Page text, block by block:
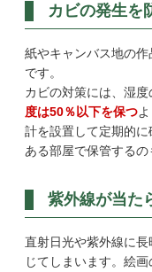
カビの発生を
紙やキャンバス地の
です。
カビの対策には、湿度
度は50％以下を保つ
計を設置して定期的
ある部屋で保管するの
紫外線が当た
直射日光や紫外線に
じてしまいます。絵